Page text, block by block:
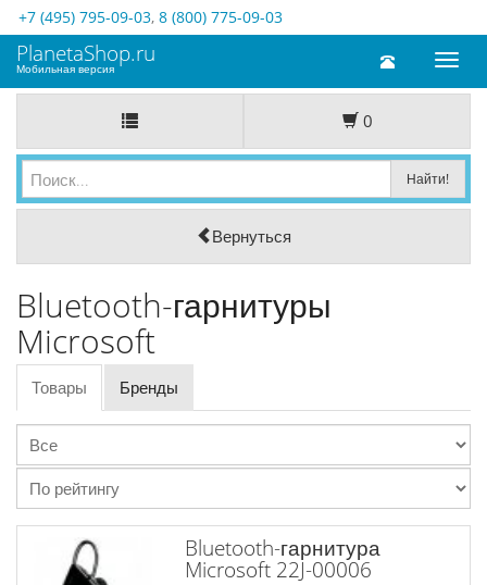
+7 (495) 795-09-03, 8 (800) 775-09-03
Toggle
PlanetaShop.ru
Мобильная версия
0
Вернуться
Bluetooth-гарнитуры
Microsoft
Товары Бренды
Bluetooth-гарнитура
Microsoft 22J-00006